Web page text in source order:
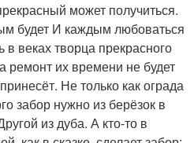
может получиться.
будет И каждым любоваться
в веках творца прекрасного
ремонт их времени не будет
Не только как ограда
забор нужно из берёзок в
из дуба. А кто-то в